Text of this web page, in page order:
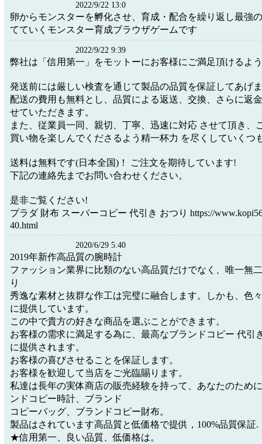
2022/9/22 13:0
卵からモンスターを孵化させ、育成・配合を繰り返し最強
てていくモンスター育成ブラウザゲームです
2022/9/22 9:39
弊社は「信用第一」をモットーにお客様にご満足頂けるよ
発送前には厳しい検査を通じて製品の品質を保証してあげ
配送の費用も無料とし、品質による返送、交換、さらに返
せていただきます。
また、従業員一同、親切、丁寧、迅速に対応 させて頂き、
買い物を楽しんでくださるよう精一杯力 を尽くしていくつ
送料は無料です(日本全国)！ ご注文を期待しています!
下記の連絡先までお問い合わせください。
是非ご覧ください!
プラダ 財布 スーパーコピー 代引き おつり https://
40.html
2020/6/29 5:40
2019年新作高品質の腕時計
ファッション業界に比類のない高品質だけでなく、唯一無
り
秀逸な素材と抜群な作工は完璧に融合します。しかも、色
に提供しています。
この中で貴方の好きな商品を選ぶことができます。
お客様の需求に満足する為に、最高なブランドコピー 代引
に提供されます。
お客様の喜びさせることを保証します。
お客様を歓迎して当店をご光臨賜ります。
私達は長年の実体商店の販売経験を持って、あなたのため
ンドコピー時計、ブランド
コピーバッグ、ブランドコピー財布。
製品はされています高品質と低価格で提供，100%品質保証.
★信用第一、良い品質、低価格は。